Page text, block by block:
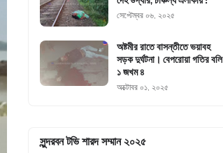
সেপ্টেম্বর ০৬, ২০২৫
অষ্টমীর রাতে বাসন্তীতে ভয়াবহ
সড়ক দুর্ঘটনা। বেপরোয়া গতির বলি
১ জখম ৪
অক্টোবর ০১, ২০২৫
সুন্দরবন টভি শারদ সম্মান ২০২৫